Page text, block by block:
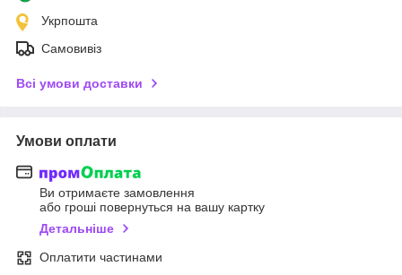
Укрпошта
Самовивіз
Всі умови доставки
Умови оплати
Ви отримаєте замовлення
або гроші повернуться на вашу картку
Детальніше
Оплатити частинами